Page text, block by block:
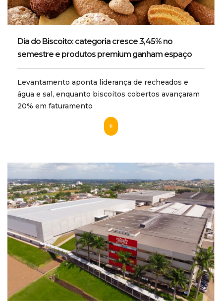
Dia do Biscoito: categoria cresce 3,45% no
semestre e produtos premium ganham espaço
Levantamento aponta liderança de recheados e
água e sal, enquanto biscoitos cobertos avançaram
20% em faturamento
+